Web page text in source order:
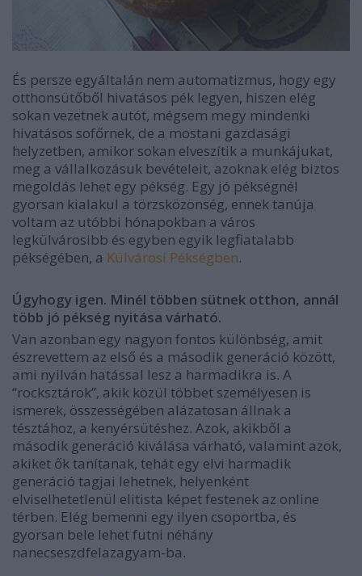
És persze egyáltalán nem automatizmus, hogy egy
otthonsütőből hivatásos pék legyen, hiszen elég
sokan vezetnek autót, mégsem megy mindenki
hivatásos sofőrnek, de a mostani gazdasági
helyzetben, amikor sokan elveszítik a munkájukat,
meg a vállalkozásuk bevételeit, azoknak elég biztos
megoldás lehet egy pékség. Egy jó pékségnél
gyorsan kialakul a törzsközönség, ennek tanúja
voltam az utóbbi hónapokban a város
legkülvárosibb és egyben egyik legfiatalabb
pékségében, a Külvárosi Pékségben.
Úgyhogy igen. Minél többen sütnek otthon, annál
több jó pékség nyitása várható.
Van azonban egy nagyon fontos különbség, amit
észrevettem az első és a második generáció között,
ami nyilván hatással lesz a harmadikra is. A
“rocksztárok”, akik közül többet személyesen is
ismerek, összességében alázatosan állnak a
tésztához, a kenyérsütéshez. Azok, akikből a
második generáció kiválása várható, valamint azok,
akiket ők tanítanak, tehát egy elvi harmadik
generáció tagjai lehetnek, helyenként
elviselhetetlenül elitista képet festenek az online
térben. Elég bemenni egy ilyen csoportba, és
gyorsan bele lehet futni néhány
nanecseszdfelazagyam-ba.